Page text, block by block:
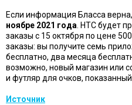
Если информация Бласса верна,
ноябре 2021 года . HTC будет
заказы с 15 октября по цене
заказы: вы получите семь
бесплатно, два месяца
возможно, новый магазин или
и футляр для очков,
Источник